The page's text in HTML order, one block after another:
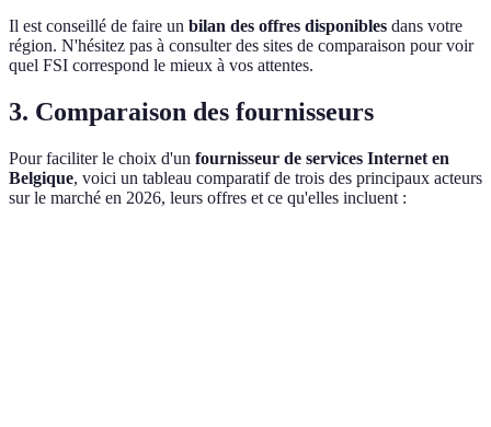
Il est conseillé de faire un bilan des offres disponibles dans votre
région. N'hésitez pas à consulter des sites de comparaison pour voir
quel FSI correspond le mieux à vos attentes.
3. Comparaison des fournisseurs
Pour faciliter le choix d'un fournisseur de services Internet en
Belgique, voici un tableau comparatif de trois des principaux acteurs
sur le marché en 2026, leurs offres et ce qu'elles incluent :